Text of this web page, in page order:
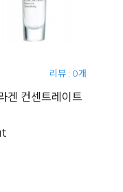
리뷰 : 0개
겐 컨센트레이트